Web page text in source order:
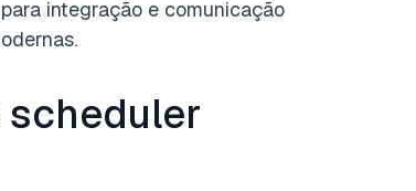
integração e comunicação
scheduler